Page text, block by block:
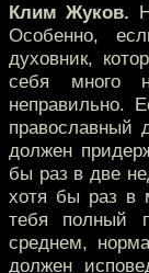
Клим Жуков.
Особенно,
духовник,
себя много
неправильно.
православный
должен
бы раз в две
хотя бы раз в
тебя полный
среднем,
должен